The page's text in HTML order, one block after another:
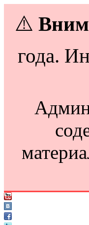
⚠️
года.